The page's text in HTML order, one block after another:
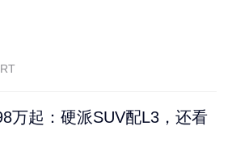
万起：硬派SUV配L3，还看